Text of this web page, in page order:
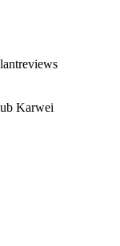
Karwei